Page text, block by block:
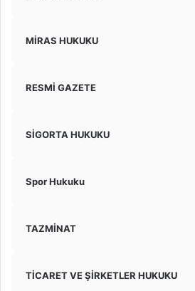
MİRAS HUKUKU
RESMİ GAZETE
SİGORTA HUKUKU
Spor Hukuku
TAZMİNAT
TİCARET VE ŞİRKETLER HUKUKU